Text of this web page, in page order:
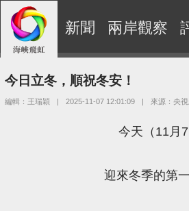
新聞 兩岸觀察
今日立冬，順祝冬安！
編輯：王瑞穎 | 2025-11-07 12:01:09 | 來源：央
今天（11月7
迎來冬季的第